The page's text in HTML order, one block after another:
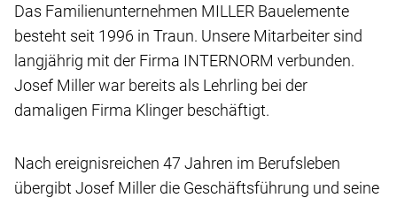
Das Familienunternehmen MILLER Bauelemente
besteht seit 1996 in Traun. Unsere Mitarbeiter sind
langjährig mit der Firma INTERNORM verbunden.
Josef Miller war bereits als Lehrling bei der
damaligen Firma Klinger beschäftigt.
Nach ereignisreichen 47 Jahren im Berufsleben
übergibt Josef Miller die Geschäftsführung und seine